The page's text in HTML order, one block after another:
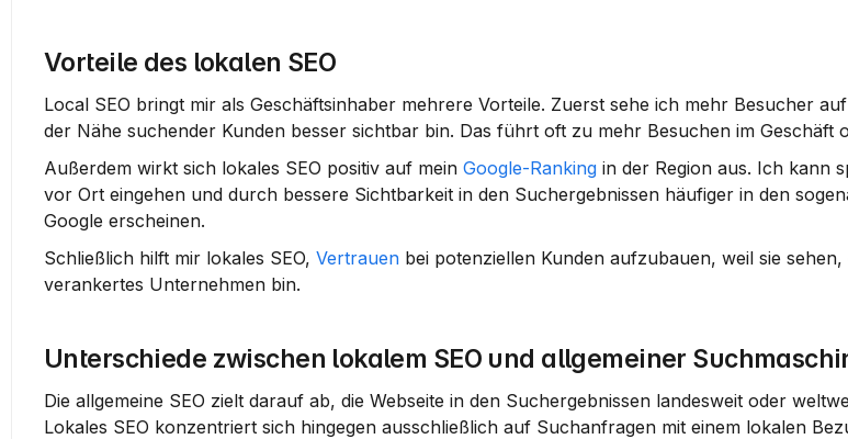
Vorteile des lokalen SEO
Local SEO bringt mir als Geschäftsinhaber mehrere Vorteile. Zuerst sehe ich mehr Besucher
der Nähe suchender Kunden besser sichtbar bin. Das führt oft zu mehr Besuchen im Geschäft
Außerdem wirkt sich lokales SEO positiv auf mein Google-Ranking in der Region aus. Ich kann
vor Ort eingehen und durch bessere Sichtbarkeit in den Suchergebnissen häufiger in den
Google erscheinen.
Schließlich hilft mir lokales SEO, Vertrauen bei potenziellen Kunden aufzubauen, weil sie
verankertes Unternehmen bin.
Unterschiede zwischen lokalem SEO und allgemeiner
Die allgemeine SEO zielt darauf ab, die Webseite in den Suchergebnissen landesweit oder
Lokales SEO konzentriert sich hingegen ausschließlich auf Suchanfragen mit einem lokalen